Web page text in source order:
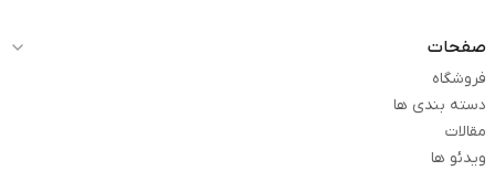
صفحات
فروشگاه
دسته بندی ها
مقالات
ویدئو ها